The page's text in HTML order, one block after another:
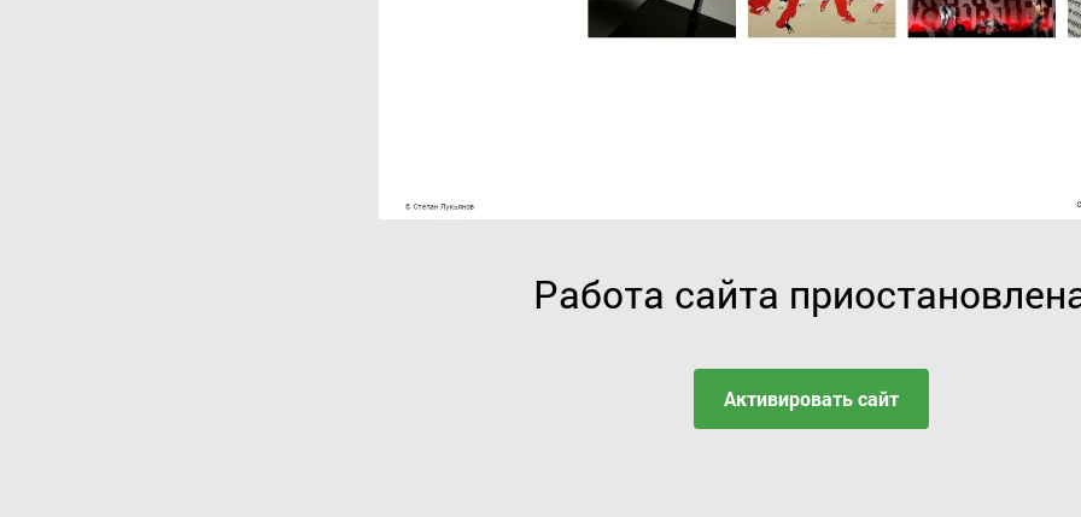
Работа сайта
Активировать сайт